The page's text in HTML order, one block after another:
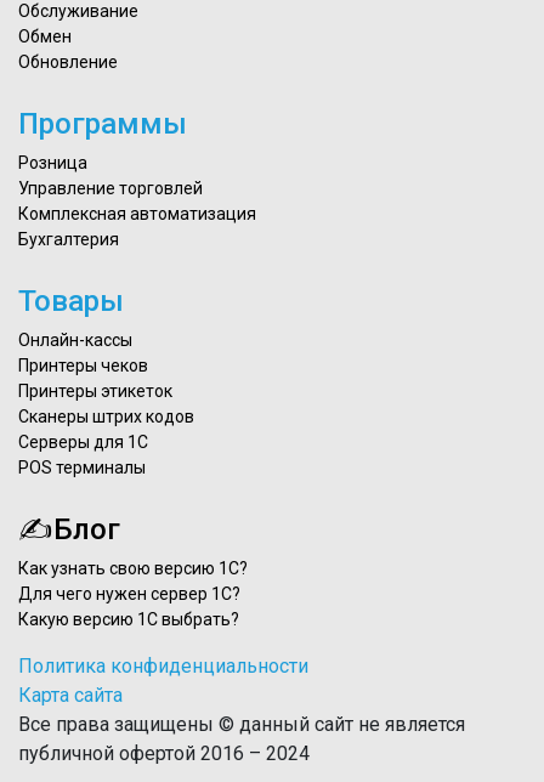
Обслуживание
Обмен
Обновление
Программы
Розница
Управление торговлей
Комплексная автоматизация
Бухгалтерия
Товары
Онлайн-кассы
Принтеры чеков
Принтеры этикеток
Сканеры штрих кодов
Серверы для 1С
POS терминалы
✍Блог
Как узнать свою версию 1С?
Для чего нужен сервер 1С?
Какую версию 1С выбрать?
Политика конфиденциальности
Карта сайта
Все права защищены © данный сайт не является
публичной офертой 2016 – 2024